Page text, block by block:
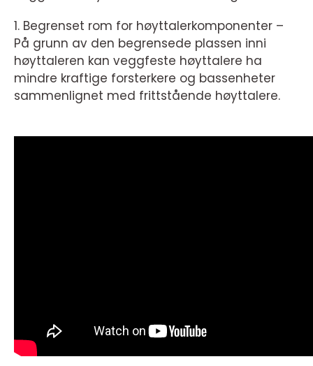
1. Begrenset rom for høyttalerkomponenter –
På grunn av den begrensede plassen inni
høyttaleren kan veggfeste høyttalere ha
mindre kraftige forsterkere og bassenheter
sammenlignet med frittstående høyttalere.